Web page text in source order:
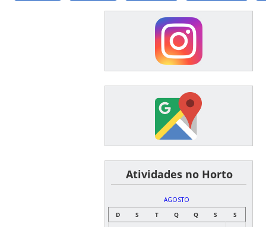
͏ ͏ ͏ ͏ ͏ ͏Atividades no Horto
AGOSTO
D
S T Q Q S S